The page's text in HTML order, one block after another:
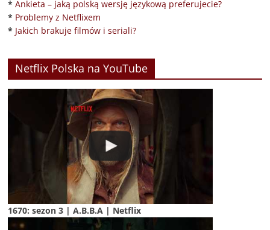
* Ankieta – jaką polską wersję językową preferujecie?
* Problemy z Netflixem
* Jakich brakuje filmów i seriali?
Netflix Polska na YouTube
1670: sezon 3 | A.B.B.A | Netflix